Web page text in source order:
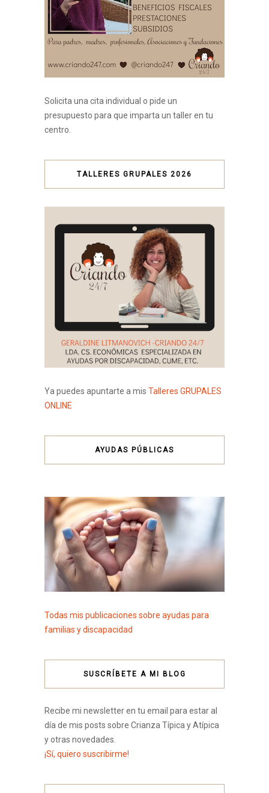
Solicita una cita individual o pide un
presupuesto para que imparta un taller en tu
centro.
TALLERES GRUPALES 2026
Ya puedes apuntarte a mis Talleres GRUPALES
ONLINE
AYUDAS PÚBLICAS
Todas mis publicaciones sobre ayudas para
familias y discapacidad
SUSCRÍBETE A MI BLOG
Recibe mi newsletter en tu email para estar al
día de mis posts sobre Crianza Típica y Atípica
y otras novedades.
¡Sí, quiero suscribirme!